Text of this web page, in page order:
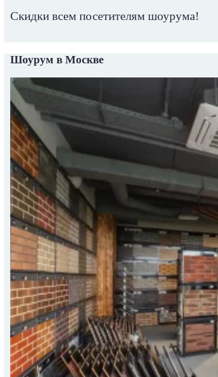
Скидки всем посетителям шоурума!
Шоурум в Москве